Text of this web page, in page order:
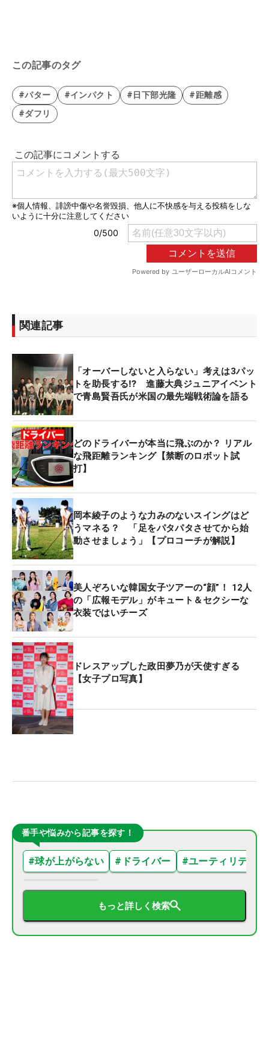
この記事のタグ
#パター #インパクト #日下部光隆
#距離感
#ダフリ
関連記事
「オーバーしないと入らない」考えは3パッ
トを助長する⁉ 進藤大典ジュニアイベント
で青島賢吾氏が米国の最先端戦術論を語る
どのドライバーが本当に飛ぶのか？ リアル
な飛距離ランキング【禁断のロボット試
打】
岡本綾子のような力みのないスイングはど
うマネる？ 「足をパタパタさせてから始
動させましょう」【プロコーチが解説】
美人ぞろいな韓国女子ツアーの“顔”！ 12人
の「広報モデル」がキュート＆セクシーな
衣装ではいチーズ
ドレスアップした政田夢乃が天使すぎる
【女子プロ写真】
番手や悩みから記事を探す！
#球が上がらない # ドライバー #ユーティリティ
もっと詳しく検索